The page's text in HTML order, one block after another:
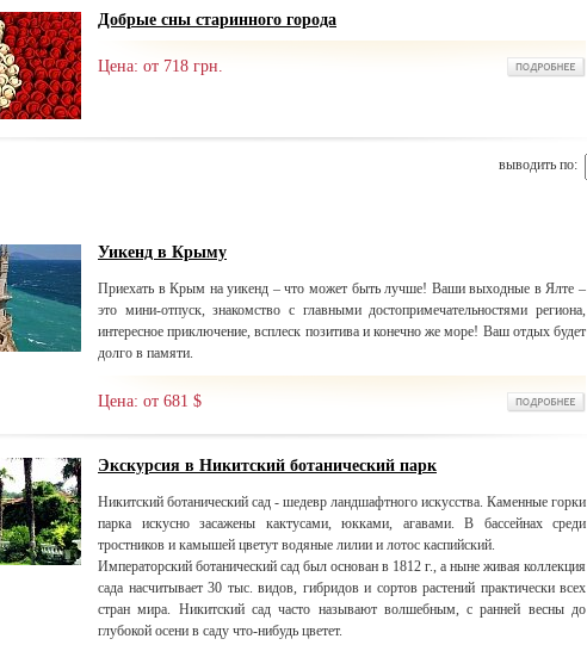
Добрые сны старинного города
Цена: от 718 грн.
выводить по:
Уикенд в Крыму
Приехать в Крым на уикенд – что может быть лучше! Ваши выходные в Ялте –
это мини-отпуск, знакомство с главными достопримечательностями региона,
интересное приключение, всплеск позитива и конечно же море! Ваш отдых будет
долго в памяти.
Цена: от 681 $
Экскурсия в Никитский ботанический парк
Никитский ботанический сад - шедевр ландшафтного искусства. Каменные горки
парка искусно засажены кактусами, юкками, агавами. В бассейнах среди
тростников и камышей цветут водяные лилии и лотос каспийский.
Императорский ботанический сад был основан в 1812 г., а ныне живая коллекция
сада насчитывает 30 тыс. видов, гибридов и сортов растений практически всех
стран мира. Никитский сад часто называют волшебным, с ранней весны до
глубокой осени в саду что-нибудь цветет.